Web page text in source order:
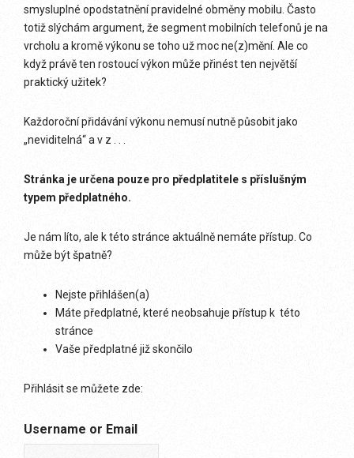
smysluplné opodstatnění pravidelné obměny mobilu. Často
totiž slýchám argument, že segment mobilních telefonů je na
vrcholu a kromě výkonu se toho už moc ne(z)mění. Ale co
když právě ten rostoucí výkon může přinést ten největší
praktický užitek?
Každoroční přidávání výkonu nemusí nutně působit jako
„neviditelná“ a v z . . .
Stránka je určena pouze pro předplatitele s příslušným
typem předplatného.
Je nám líto, ale k této stránce aktuálně nemáte přístup. Co
může být špatně?
Nejste přihlášen(a)
Máte předplatné, které neobsahuje přístup k této
stránce
Vaše předplatné již skončilo
Přihlásit se můžete zde:
Username or Email